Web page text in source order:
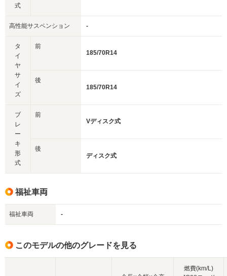
式
高性能サスペンション -
タ
イ
ヤ
サ
イ
ズ
前
185/70R14
後
185/70R14
ブ
レ
ー
キ
形
式
前
Vディスク式
後
ディスク式
福祉車両
福祉車両 -
このモデルの他のグレードを見る
燃費(km/L)